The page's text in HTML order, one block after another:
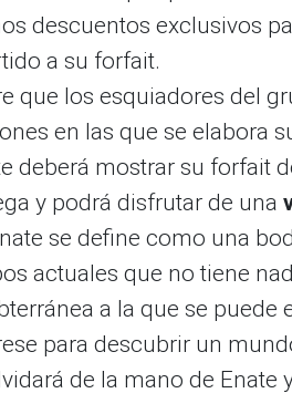
descuentos exclusivos
a su forfait.
que los esquiadores del
en las que se elabora
deberá mostrar su forfait
y podrá disfrutar de una
se define como una
actuales que no tiene
a la que se puede
para descubrir un
de la mano de Enate